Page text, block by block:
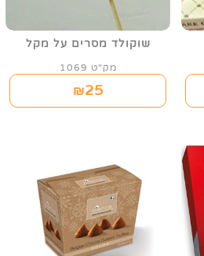
שוקולד מסרים על מקל
מק"ט 1069
₪25